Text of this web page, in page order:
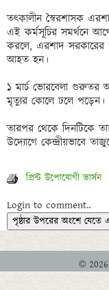
তৎকালীন স্বৈরশাসক
এই কর্মসূচির সমর্থনে
করলে, এরশাদ সরকারের
আহত হন।
১ মার্চ ভোরবেলা গুরুতর
মৃত্যুর কোলে ঢলে পড়েন।
তারপর থেকে দিনটিকে
প্রিন্ট উপোযোগী ভার্সন
Login to comment..
পৃষ্ঠার উপরের অংশে যেতে
©